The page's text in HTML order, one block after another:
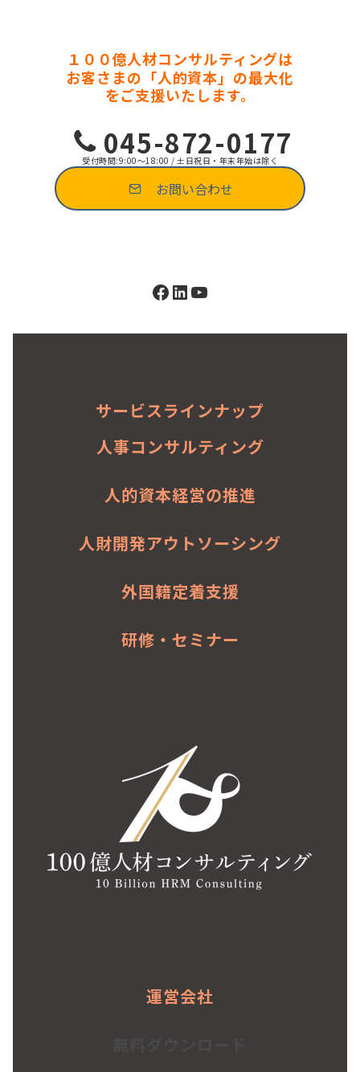
１００億人材コンサルティングは
お客さまの「人的資本」の最大化
をご支援いたします。
045-872-0177
受付時間:9:00～18:00 / 土日祝日・年末年始は除く
お問い合わせ
Facebook
LinkedIn
YouTube
サービスラインナップ
人事コンサルティング
人的資本経営の推進
人財開発アウトソーシング
外国籍定着支援
研修・セミナー
運営会社